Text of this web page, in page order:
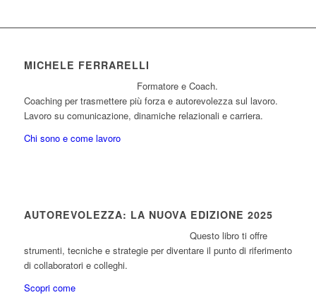
MICHELE FERRARELLI
Formatore e Coach.
Coaching per trasmettere più forza e autorevolezza sul lavoro.
Lavoro su comunicazione, dinamiche relazionali e carriera.
Chi sono e come lavoro
AUTOREVOLEZZA: LA NUOVA EDIZIONE 2025
Questo libro ti offre
strumenti, tecniche e strategie per diventare il punto di riferimento
di collaboratori e colleghi.
Scopri come